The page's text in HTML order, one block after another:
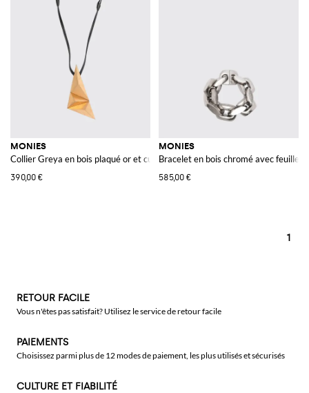
MONIES
Collier Greya en bois plaqué or et cuir
390,00 €
MONIES
Bracelet en bois chromé avec feuilles
585,00 €
1
RETOUR FACILE
Vous n'êtes pas satisfait? Utilisez le service de retour facile
PAIEMENTS
Choisissez parmi plus de 12 modes de paiement, les plus utilisés et sécurisés
CULTURE ET FIABILITÉ